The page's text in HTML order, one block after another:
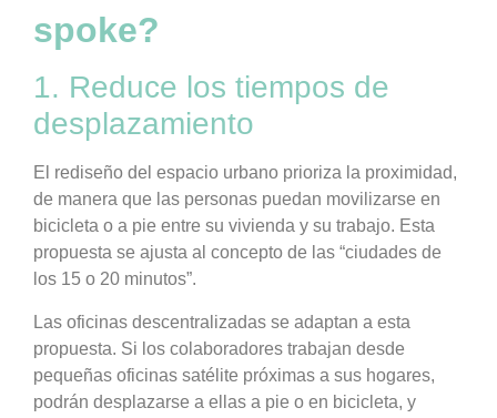
spoke?
1. Reduce los tiempos de
desplazamiento
El rediseño del espacio urbano prioriza la proximidad,
de manera que las personas puedan movilizarse en
bicicleta o a pie entre su vivienda y su trabajo. Esta
propuesta se ajusta al concepto de las “ciudades de
los 15 o 20 minutos”.
Las oficinas descentralizadas se adaptan a esta
propuesta. Si los colaboradores trabajan desde
pequeñas oficinas satélite próximas a sus hogares,
podrán desplazarse a ellas a pie o en bicicleta, y